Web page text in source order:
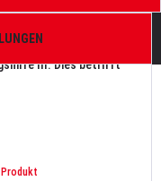
in hygienische
III. Dies betrifft
Produkt